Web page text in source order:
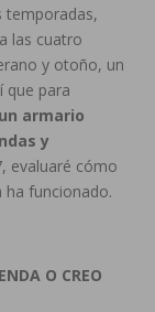
temporadas,
las cuatro
y otoño, un
que para
armario
y
evaluaré cómo
ha funcionado.
O CREO